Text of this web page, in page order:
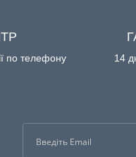
по телефону 14